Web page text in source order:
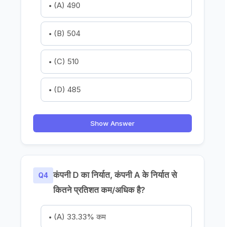
(A) 490
(B) 504
(C) 510
(D) 485
Show Answer
Q4
कंपनी D का निर्यात, कंपनी A के निर्यात से
कितने प्रतिशत कम/अधिक है?
(A) 33.33% कम